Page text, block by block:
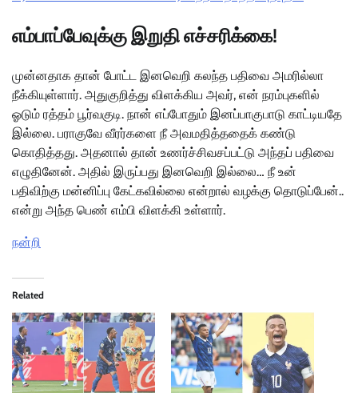
எம்பாப்பேவுக்கு இறுதி எச்சரிக்கை!
முன்னதாக தான் போட்ட இனவெறி கலந்த பதிவை அமரில்லா
நீக்கியுள்ளார். அதுகுறித்து விளக்கிய அவர், என் நரம்புகளில்
ஓடும் ரத்தம் பூர்வகுடி. நான் எப்போதும் இனப்பாகுபாடு காட்டியதே
இல்லை. பராகுவே வீரர்களை நீ அவமதித்ததைக் கண்டு
கொதித்தது. அதனால் தான் உணர்ச்சிவசப்பட்டு அந்தப் பதிவை
எழுதினேன். அதில் இருப்பது இனவெறி இல்லை… நீ உன்
பதிவிற்கு மன்னிப்பு கேட்கவில்லை என்றால் வழக்கு தொடுப்பேன்..
என்று அந்த பெண் எம்பி விளக்கி உள்ளார்.
நன்றி
Related